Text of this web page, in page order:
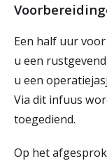
Een half uur
u een
u een
Via dit infuus
toegediend.
Op het